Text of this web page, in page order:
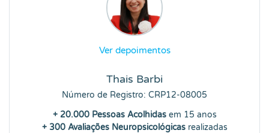
Ver depoimentos
Thais Barbi
Número de Registro: CRP12-08005
+ 20.000 Pessoas Acolhidas em 15 anos
+ 300 Avaliações Neuropsicológicasrealizadas